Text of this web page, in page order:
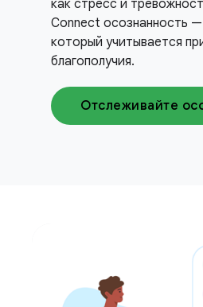
как стресс и
Connect осознанность
который учитывается
благополучия.
Отслеживайте